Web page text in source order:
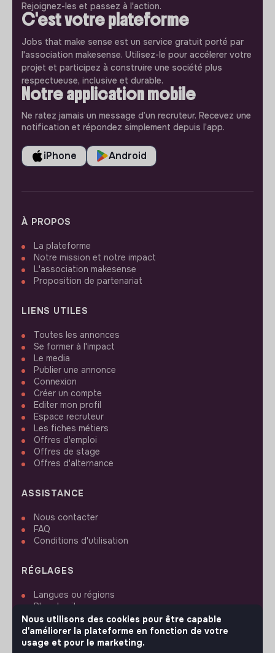
Rejoignez-les et passez à l'action.
C'est votre plateforme
Jobs that make sense est un service gratuit porté par
l'association makesense. Utilisez-le pour accélerer votre
projet et participez à construire une société plus
respectueuse, inclusive et durable.
Notre application mobile
Ne ratez jamais un message d’un recruteur. Recevez une
notification et répondez simplement depuis l’app.
iPhone Android
À PROPOS
La plateforme
Notre mission et notre impact
L'association makesense
Proposition de partenariat
LIENS UTILES
Toutes les annonces
Se former à l'impact
Le media
Publier une annonce
Connexion
Créer un compte
Editer mon profil
Espace recruteur
Les fiches métiers
Offres d'emploi
Offres de stage
Offres d'alternance
ASSISTANCE
Nous contacter
FAQ
Conditions d'utilisation
RÉGLAGES
Langues ou régions
Plan du site
Paramètres des cookies
Nous utilisons des cookies pour être capable
d'améliorer la plateforme en fonction de votre
usage et pour le marketing.